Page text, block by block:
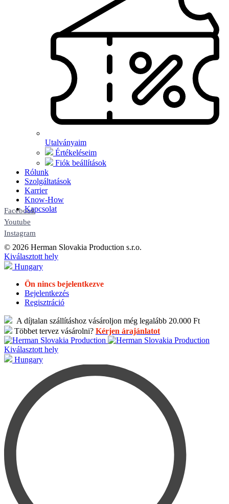
Utalványaim
Értékeléseim
Fiók beállítások
Rólunk
Szolgáltatások
Karrier
Know-How
Kapcsolat
Facebook
Youtube
Instagram
© 2026 Herman Slovakia Production s.r.o.
Kiválasztott hely
Hungary
Ön nincs bejelentkezve
Bejelentkezés
Regisztráció
A díjtalan szállításhoz vásároljon még legalább 20.000 Ft
Többet tervez vásárolni? Kérjen árajánlatot
Kiválasztott hely
Hungary